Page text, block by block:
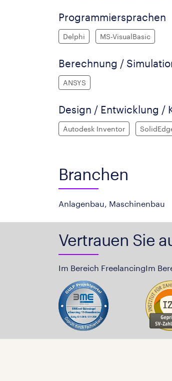
Programmiersprachen
Delphi MS-VisualBasic
Berechnung /
ANSYS
Design / Entwicklung /
Autodesk Inventor
Branchen
Anlagenbau, Maschinenbau
Vertrauen Sie
Im Bereich FreelancingIm